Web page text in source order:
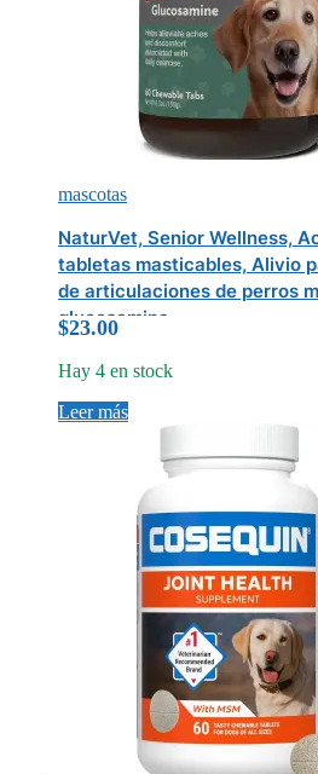
mascotas
NaturVet, Senior Wellness,
tabletas masticables, Alivio para dolores y molestias
de articulaciones de perros
glucosamina
$23.00
Hay 4 en stock
Leer más